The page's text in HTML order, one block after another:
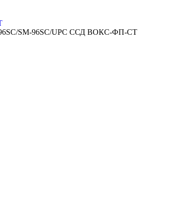
96SC/SM-96SC/UPC ССД ВОКС-ФП-СТ